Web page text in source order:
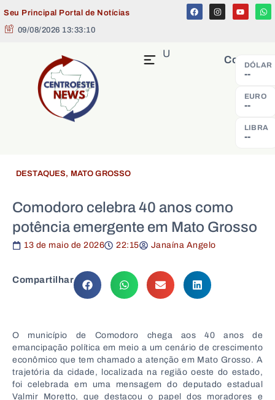
Seu Principal Portal de Notícias
09/08/2026 13:33:10
Cotação
DÓLAR
--
EURO
--
LIBRA
--
MENU
DESTAQUES, MATO GROSSO
Comodoro celebra 40 anos como
potência emergente em Mato Grosso
13 de maio de 2026 22:15 Janaína Angelo
Compartilhar
O município de Comodoro chega aos 40 anos de
emancipação política em meio a um cenário de crescimento
econômico que tem chamado a atenção em Mato Grosso. A
trajetória da cidade, localizada na região oeste do estado,
foi celebrada em uma mensagem do deputado estadual
Valmir Moretto, que destacou o papel dos moradores e